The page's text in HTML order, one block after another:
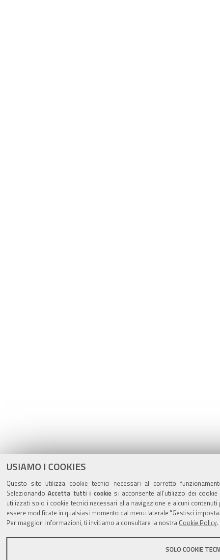
USIAMO I COOKIES
Questo sito utilizza cookie tecnici necessari al corretto
SelezionandoAccetta tutti i cookiesi acconsente all’utilizzo dei
utilizzati solo i cookie tecnici necessari alla navigazione e alcuni
essere modificate in qualsiasi momento dal menu laterale "Gestisci
Per maggiori informazioni, ti invitiamo a consultare la nostra Cookie Policy.
SOLO COOKIE